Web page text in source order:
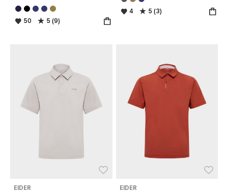
50 5 (9)
4 5 (3)
EIDER EIDER